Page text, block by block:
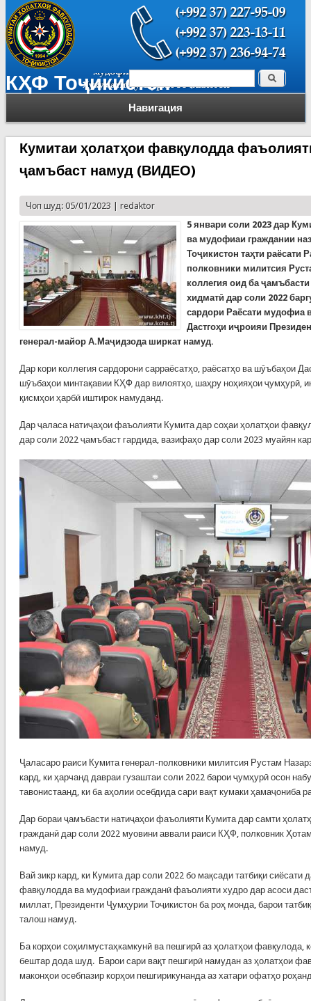
КҲФ Тоҷикистон
Навигация
Форма поиска Поиск
Кумитаи ҳолатҳои фавқулодда
ҷамъбаст намуд (ВИДЕО)
Чоп шуд: 05/01/2023 | redaktor
5 январи соли 2023 дар
ва мудофиаи граждании
Тоҷикистон таҳти раёсати
полковники милитсия
коллегия оид ба
хидматӣ дар соли 2022
сардори Раёсати мудофиа
Дастгоҳи иҷроияи
генерал-майор А.Маҷидзода ширкат намуд.
Дар кори коллегия сардорони сарраёсатҳо, раёсатҳо ва шӯъбаҳои
шӯъбаҳои минтақавии КҲФ дар вилоятҳо, шаҳру ноҳияҳои ҷумҳурӣ,
қисмҳои ҳарбӣ иштирок намуданд.
Дар ҷаласа натиҷаҳои фаъолияти Кумита дар соҳаи ҳолатҳои
дар соли 2022 ҷамъбаст гардида, вазифаҳо дар соли 2023 муайян
Ҷаласаро раиси Кумита генерал-полковники милитсия Рустам
кард, ки ҳарчанд давраи гузаштаи соли 2022 барои ҷумҳурӣ осон
тавонистаанд, ки ба аҳолии осебдида сари вақт кумаки ҳамаҷониба
Дар бораи ҷамъбасти натиҷаҳои фаъолияти Кумита дар самти
гражданӣ дар соли 2022 муовини аввали раиси КҲФ, полковник
намуд.
Вай зикр кард, ки Кумита дар соли 2022 бо мақсади татбиқи сиёсати
фавқулодда ва мудофиаи гражданӣ фаъолияти худро дар асоси
миллат, Президенти Ҷумҳурии Тоҷикистон ба роҳ монда, барои
талош намуд.
Ба корҳои соҳилмустаҳкамкунӣ ва пешгирӣ аз ҳолатҳои фавқулода,
бештар дода шуд. Барои сари вақт пешгирӣ намудан аз ҳолатҳои
маконҳои осебпазир корҳои пешгирикунанда аз хатари офатҳо